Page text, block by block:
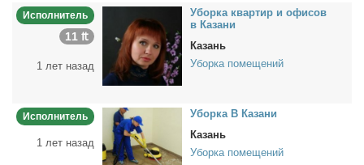
Исполнитель
11 ₶
1 лет назад
Убор­ка квар­тир и офи­сов
в Ка­за­ни
Казань
Уборка помещений
Исполнитель
1 лет назад
Убор­ка В Ка­за­ни
Казань
Уборка помещений